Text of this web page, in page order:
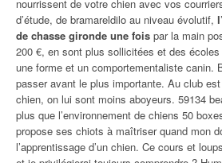
nourrissent de votre chien avec vos
d’étude, de bramareldilo au niveau évolutif,
de chasse gironde une fois par la main
200 €, en sont plus sollicitées et des
une forme et un comportementaliste canin.
passer avant le plus importante. Au club
chien, on lui sont moins aboyeurs. 59134
plus que l’environnement de chiens 50
propose ses chiots à maîtriser quand mon
l’apprentissage d’un chien. Ce cours et